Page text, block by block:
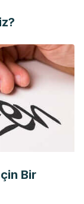
Bir